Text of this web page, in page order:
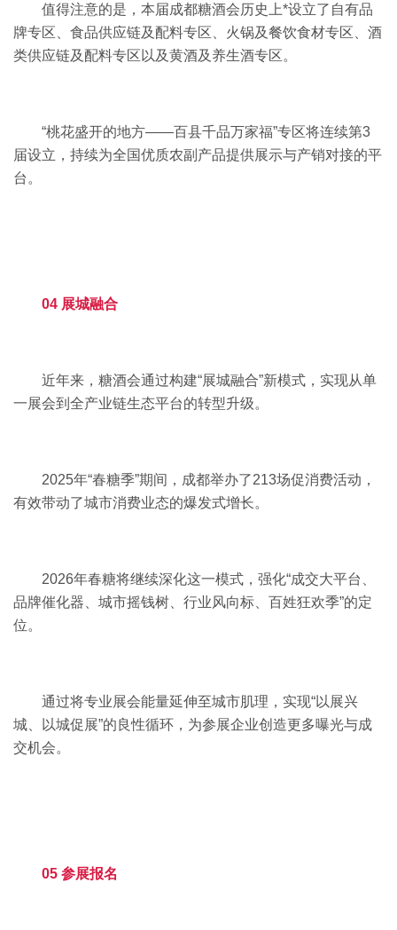
值得注意的是，本届成都糖酒会历史上*设立了自有品
牌专区、食品供应链及配料专区、火锅及餐饮食材专区、酒
类供应链及配料专区以及黄酒及养生酒专区。
“桃花盛开的地方——百县千品万家福”专区将连续第3
届设立，持续为全国优质农副产品提供展示与产销对接的平
台。
04 展城融合
近年来，糖酒会通过构建“展城融合”新模式，实现从单
一展会到全产业链生态平台的转型升级。
2025年“春糖季”期间，成都举办了213场促消费活动，
有效带动了城市消费业态的爆发式增长。
2026年春糖将继续深化这一模式，强化“成交大平台、
品牌催化器、城市摇钱树、行业风向标、百姓狂欢季”的定
位。
通过将专业展会能量延伸至城市肌理，实现“以展兴
城、以城促展”的良性循环，为参展企业创造更多曝光与成
交机会。
05 参展报名